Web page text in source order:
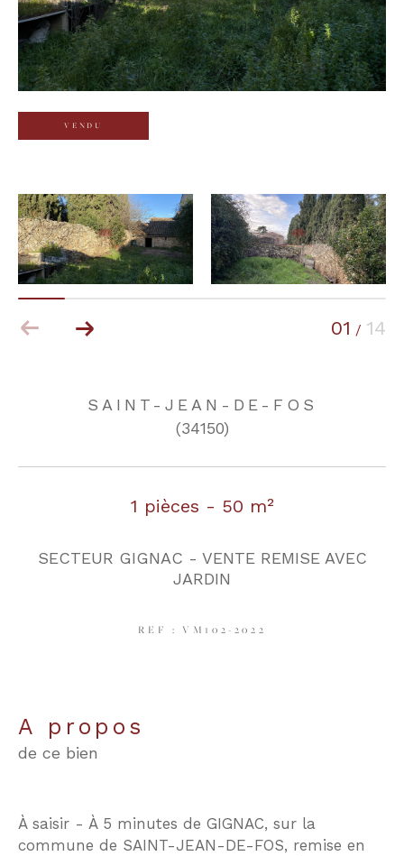
VENDU
01 / 14
SAINT-JEAN-DE-FOS
(34150)
1 pièces - 50 m²
SECTEUR GIGNAC - VENTE REMISE AVEC
JARDIN
REF : VM102-2022
a propos
de ce bien
À saisir - À 5 minutes de GIGNAC, sur la
commune de SAINT-JEAN-DE-FOS, remise en
Surface
Surface
Pièces
Référence
AFFINER LES CRITÈRES
TERRASSE PARKING PISCINE
RECHERCHER